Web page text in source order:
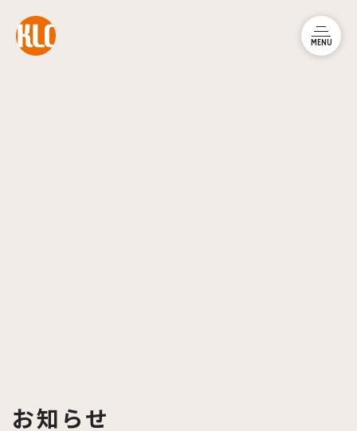
メニ
お知らせ